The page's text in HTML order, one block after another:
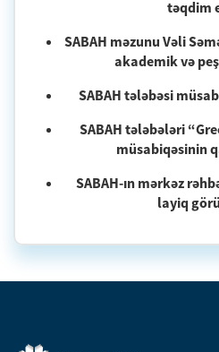
təqdim
SABAH məzunu Vəli
akademik və
SABAH tələbəsi
SABAH tələbələri
müsabiqəsinin
SABAH-ın mərkəz
layiq